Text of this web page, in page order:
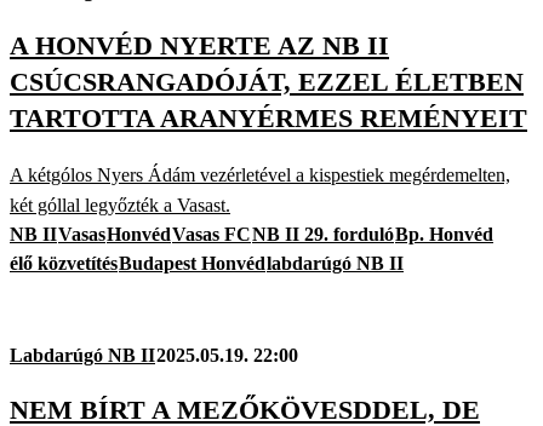
A HONVÉD NYERTE AZ NB II
CSÚCSRANGADÓJÁT, EZZEL ÉLETBEN
TARTOTTA ARANYÉRMES REMÉNYEIT
A kétgólos Nyers Ádám vezérletével a kispestiek megérdemelten,
két góllal legyőzték a Vasast.
NB IIVasasHonvédVasas FCNB II 29. fordulóBp. Honvéd
élő közvetítésBudapest Honvédlabdarúgó NB II
Labdarúgó NB II2025.05.19. 22:00
NEM BÍRT A MEZŐKÖVESDDEL, DE